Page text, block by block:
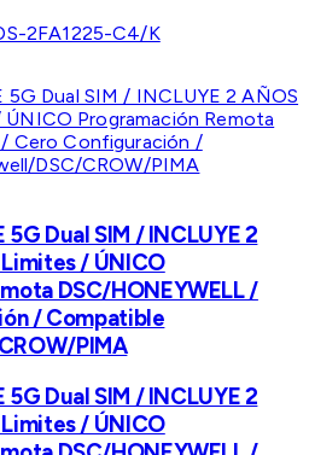
2FA1225-C4/K
Dual SIM / INCLUYE 2
/ ÚNICO
DSC/HONEYWELL /
/ Compatible
PIMA
Dual SIM / INCLUYE 2
/ ÚNICO